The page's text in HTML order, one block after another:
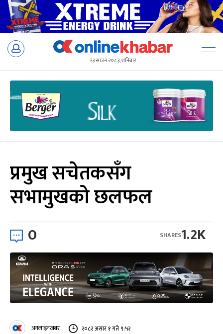
Skip
२३ साउन २०८३, शनिबार
प्रमुख सचेतकसँग
सभामुखको छलफल
0 1.2K
SHARES
अनलाइनखबर २०८२ असार १ गते ९:५२